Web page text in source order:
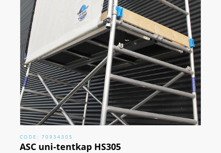
CODE: 70934305
ASC uni-tentkap HS305